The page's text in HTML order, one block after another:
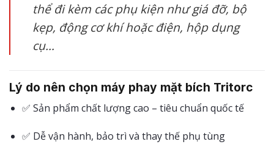
thể đi kèm các phụ kiện như giá đỡ, bộ
kẹp, động cơ khí hoặc điện, hộp dụng
cụ…
Lý do nên chọn máy phay mặt bích Tritorc
✅ Sản phẩm chất lượng cao – tiêu chuẩn quốc tế
✅ Dễ vận hành, bảo trì và thay thế phụ tùng